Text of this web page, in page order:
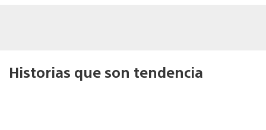
Historias que son tendencia